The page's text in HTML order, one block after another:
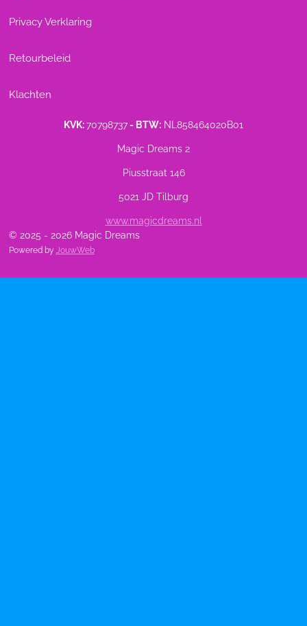
Privacy Verklaring
Retourbeleid
Klachten
KVK:70798737- BTW: NL858464020B01
Magic Dreams 2
Piusstraat 146
5021 JD Tilburg
www.magicdreams.nl
© 2025 - 2026 Magic Dreams
Powered by JouwWeb